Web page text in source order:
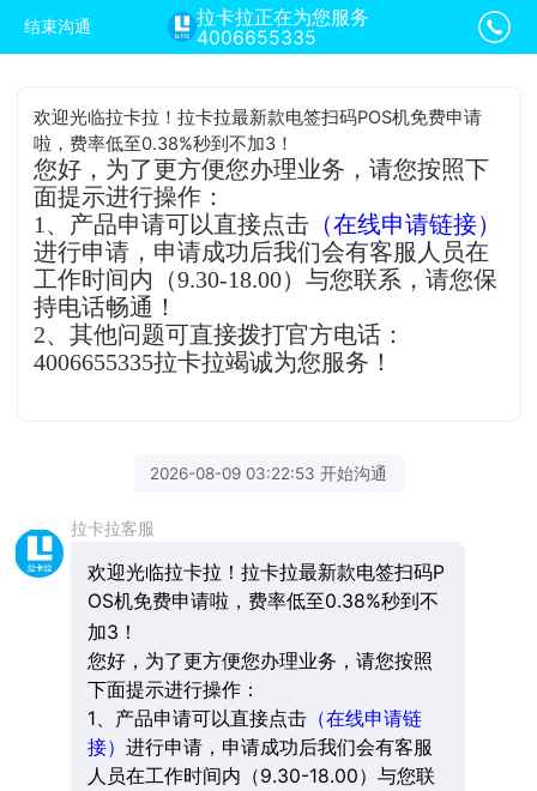
结束沟通
拉卡拉正在为您服务
4006655335
欢迎光临拉卡拉！拉卡拉最新款电签扫码POS机免费申请
啦，费率低至0.38%秒到不加3！
您好，为了更方便您办理业务，请您按照下
面提示进行操作：
1、产品申请可以直接点击 （在线申请链接）
进行申请，申请成功后我们会有客服人员在
工作时间内（9.30-18.00）与您联系，请您保
持电话畅通！
2、其他问题可直接拨打官方电话：
4006655335拉卡拉竭诚为您服务！
2026-08-09 03:22:53 开始沟通
拉卡拉客服
欢迎光临拉卡拉！拉卡拉最新款电签扫码P
OS机免费申请啦，费率低至0.38%秒到不
加3！
您好，为了更方便您办理业务，请您按照
下面提示进行操作：
1、产品申请可以直接点击（在线申请链
接） 进行申请，申请成功后我们会有客服
人员在工作时间内（9.30-18.00）与您联